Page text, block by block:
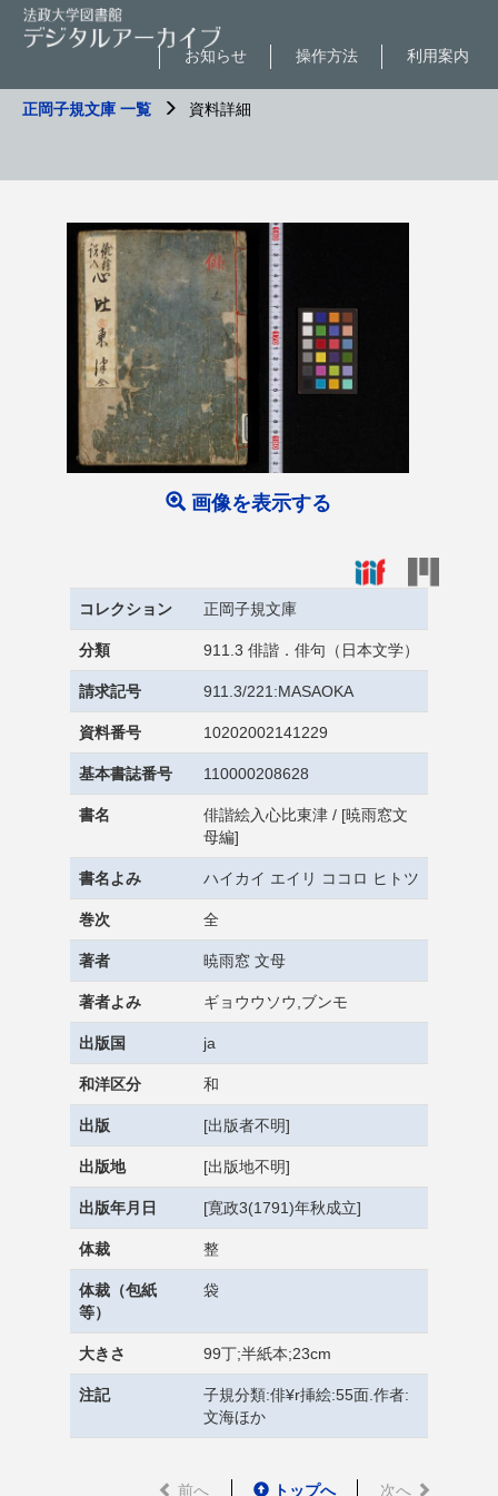
利用案内
操作方法
お知らせ
正岡子規文庫 一覧 資料詳細
画像を表示する
コレクション 正岡子規文庫
分類 911.3 俳諧．俳句（日本文学）
請求記号 911.3/221:MASAOKA
資料番号 10202002141229
基本書誌番号 110000208628
書名
俳諧絵入心比東津 / [暁雨窓文
母編]
書名よみ ハイカイ エイリ ココロ ヒトツ
巻次 全
著者 暁雨窓 文母
著者よみ ギョウウソウ,ブンモ
出版国 ja
和洋区分 和
出版 [出版者不明]
出版地 [出版地不明]
出版年月日 [寛政3(1791)年秋成立]
体裁 整
体裁（包紙
等）
袋
大きさ 99丁;半紙本;23cm
注記
子規分類:俳¥r挿絵:55面.作者:
文海ほか
前へ トップへ 次へ